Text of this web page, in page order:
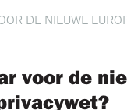
DE NIEUWE
voor de